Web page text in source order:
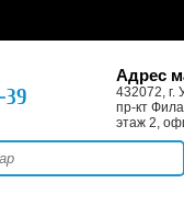
39
Адрес
432072, г.
пр-кт
этаж 2,